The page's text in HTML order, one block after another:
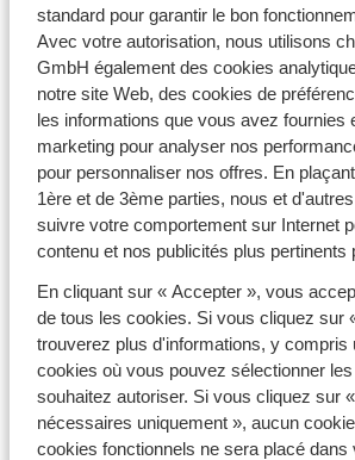
standard pour garantir le bon
Avec votre autorisation, nous utilisons
GmbH également des cookies
notre site Web, des cookies de
les informations que vous avez fournies
marketing pour analyser nos
pour personnaliser nos offres. En
1ère et de 3ème parties, nous et
suivre votre comportement sur Internet
contenu et nos publicités plus pertinents
En cliquant sur « Accepter », vous
de tous les cookies. Si vous cliquez sur
trouverez plus d'informations, y compris
cookies où vous pouvez sélectionner
souhaitez autoriser. Si vous cliquez sur
nécessaires uniquement », aucun
cookies fonctionnels ne sera placé dans
Opter pour les box repas livrées
présente de nombreux
épargner le stress des courses, ce
de mieux organiser vos repas,
sorties au restaurant et de savourer
et locaux sans quitter votre
box repas est également une
famillesavec enfants ou pour
maximiser leur temps sur les
réservant avec Sunweb, votre
compris :forfait et matériel
vacances au ski et concentrez-vous
glisse et la détente !
Découvrez les box repas